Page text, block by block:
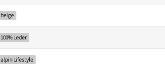
beige
100% Leder
alpin Lifestyle